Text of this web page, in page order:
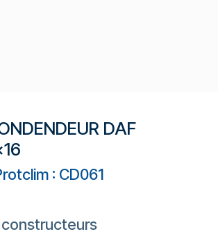
DAF
: CD061